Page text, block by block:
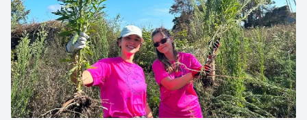
Al menos seis muertos y una quincena de
heridos en un tiroteo en un colegio en el
centro de Tailandia